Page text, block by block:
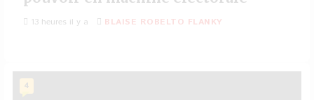
13 heures il y a BLAISE ROBELTO FLANKY
4